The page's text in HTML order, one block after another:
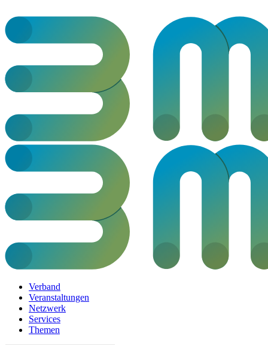
Verband
Veranstaltungen
Netzwerk
Services
Themen